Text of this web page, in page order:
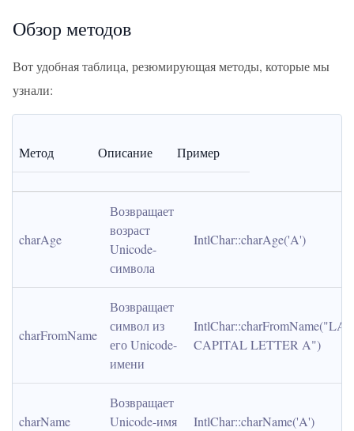
Обзор методов
Вот удобная таблица, резюмирующая методы, которые мы
узнали:
Метод Описание Пример
charAge
Возвращает
возраст
Unicode-
символа
IntlChar::charAge('A')
charFromName
Возвращает
символ из
его Unicode-
имени
CAPITAL LETTER A")
charName
Возвращает
Unicode-имя
IntlChar::charName('A')